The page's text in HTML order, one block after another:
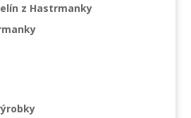
z Hastrmanky